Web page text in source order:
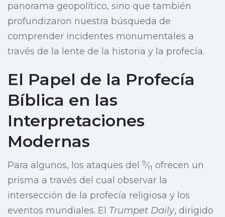
panorama geopolítico, sino que también
profundizaron nuestra búsqueda de
comprender incidentes monumentales a
través de la lente de la historia y la profecía.
El Papel de la Profecía
Bíblica en las
Interpretaciones
Modernas
Para algunos, los ataques del 9⁄11 ofrecen un
prisma a través del cual observar la
intersección de la profecía religiosa y los
eventos mundiales. El Trumpet Daily, dirigido